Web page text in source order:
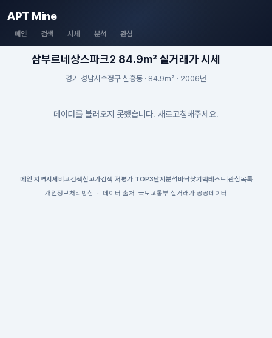
APT Mine
메인 검색 시세 분석 관심
삼부르네상스파크2 84.9m² 실거래가 시세
경기 성남시수정구 신흥동 · 84.9m² · 2006년
데이터를 불러오지 못했습니다. 새로고침해주세요.
메인| 지역시세 비교검색신고가검색 저평가 TOP3단지분석 바닥찾기 백테스트 관심목록
개인정보처리방침
· 데이터 출처: 국토교통부 실거래가 공공데이터